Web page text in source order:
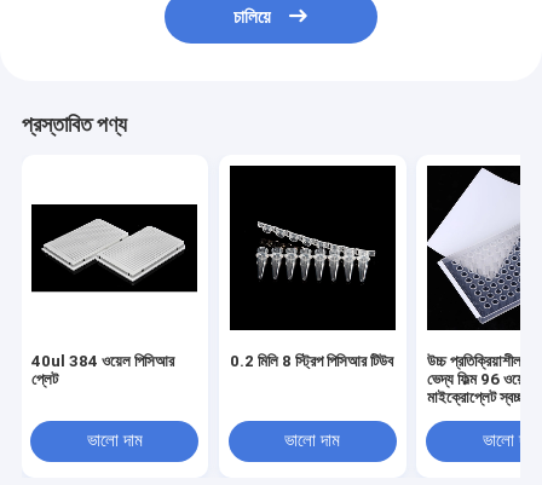
চালিয়ে
প্রস্তাবিত পণ্য
40ul 384 ওয়েল পিসিআর
প্লেট
ভালো দাম
0.2 মিলি 8 স্ট্রিপ পিসিআর টিউব
ভালো দাম
উচ্চ প্রতিক্রিয়াশীল
ভেদ্য ফিল্ম 96 ওয়েল
মাইক্রোপ্লেট স্বচ্ছ
ভালো দাম